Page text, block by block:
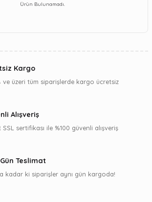
Ürün Bulunamadı.
Kargo
ve üzeri tüm siparişlerde kargo ücretsiz
Alışveriş
SSL sertifikası ile %100 güvenli alışveriş
Gün Teslimat
kadar ki siparişler aynı gün kargoda!